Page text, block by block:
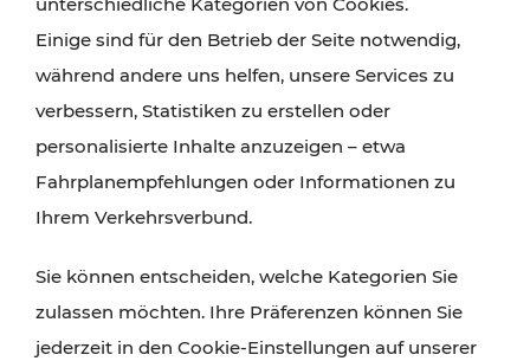
Radtouren oder purer Naturgenuss – viele
Attraktionen sind mit den Ticket- und Fahrplan-
Angeboten des VOR gut und schnell erreichbar.
Einige sind für den Betrieb der Seite notwendig,
während andere uns helfen, unsere Services zu
verbessern, Statistiken zu erstellen oder
personalisierte Inhalte anzuzeigen – etwa
Fahrplanempfehlungen oder Informationen zu
Ihrem Verkehrsverbund.
Sie können entscheiden, welche Kategorien Sie
zulassen möchten. Ihre Präferenzen können Sie
jederzeit in den Cookie-Einstellungen auf unserer